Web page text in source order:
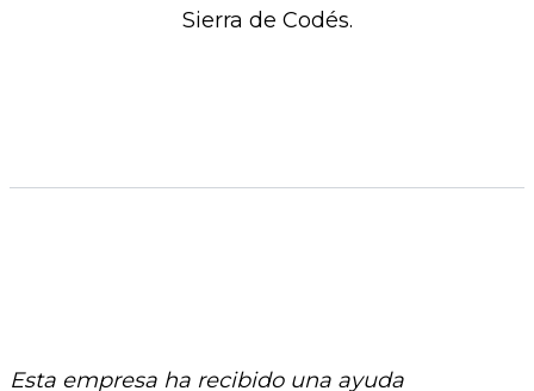
Sierra de Codés.​
Esta empresa ha recibido una ayuda